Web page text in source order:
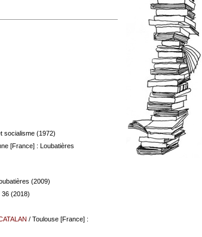
socialisme (1972)
[France] : Loubatières
(2009)
(2018)
/ Toulouse [France] :